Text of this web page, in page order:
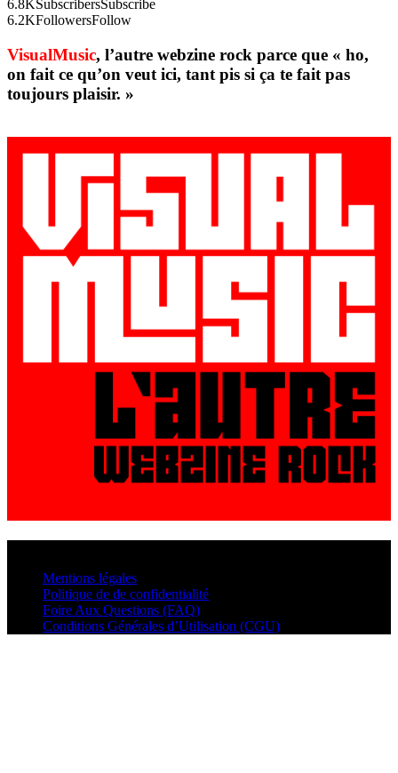
6.8KSubscribersSubscribe
6.2KFollowersFollow
VisualMusic, l’autre webzine rock parce que « ho,
on fait ce qu’on veut ici, tant pis si ça te fait pas
toujours plaisir. »
Mentions légales
Politique de de confidentialité
Foire Aux Questions (FAQ)
Conditions Générales d’Utilisation (CGU)